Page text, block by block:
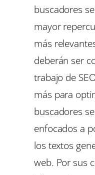
buscadores
mayor
más
deberán ser
trabajo de
más para
buscadores
enfocados a
los textos
web. Por sus